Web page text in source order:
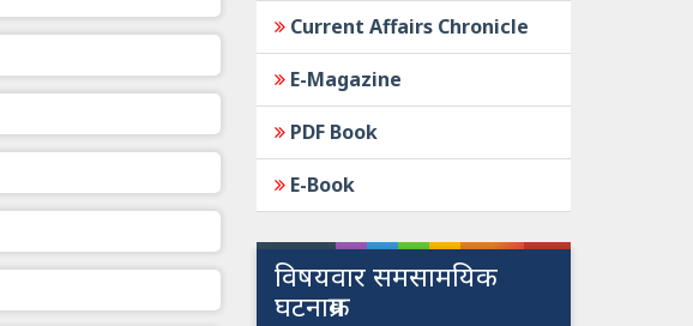
Current Affairs Chronicle
E-Magazine
PDF Book
E-Book
विषयवार समसामयिक
घटनाक्रम